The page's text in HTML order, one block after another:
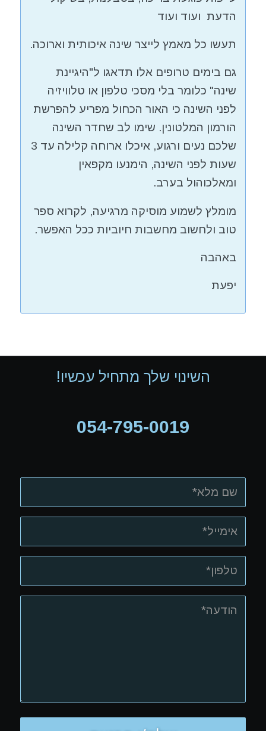
הדעת ועוד ועוד
תעשו כל מאמץ לייצר שינה איכותית וארוכה.
גם בימים טרופים אלו תדאגו ל"היגיינת
שינה" כלומר בלי מסכי טלפון או טלוויזיה
לפני השינה כי האור הכחול מפריע להפרשת
הורמון המלטונין. שימו לב שחדר השינה
שלכם נעים ורגוע, איכלו ארוחה קלילה עד 3
שעות לפני השינה, הימנעו מקפאין
ומאלכוהול בערב.
מומלץ לשמוע מוסיקה מרגיעה, לקרוא ספר
טוב ולחשוב מחשבות חיוביות ככל האפשר.
באהבה
יפעת
השינוי שלך מתחיל עכשיו!
054-795-0019